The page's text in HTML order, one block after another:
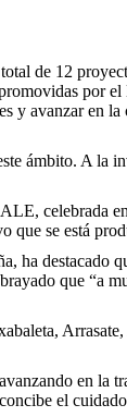
12
y avanzar
ámbito. A
celebrada
que se está
ha
que “a
en
el